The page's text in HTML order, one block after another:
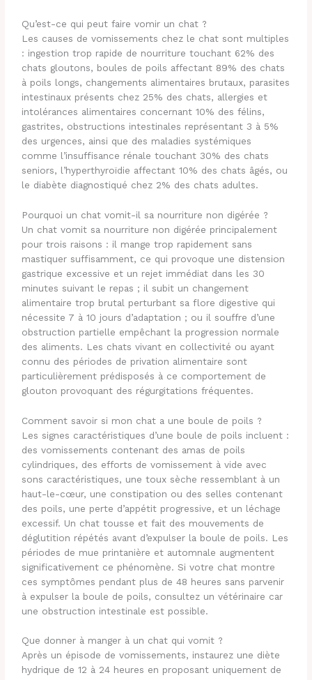
Qu’est-ce qui peut faire vomir un chat ?
Les causes de vomissements chez le chat sont multiples
: ingestion trop rapide de nourriture touchant 62% des
chats gloutons, boules de poils affectant 89% des chats
à poils longs, changements alimentaires brutaux, parasites
intestinaux présents chez 25% des chats, allergies et
intolérances alimentaires concernant 10% des félins,
gastrites, obstructions intestinales représentant 3 à 5%
des urgences, ainsi que des maladies systémiques
comme l’insuffisance rénale touchant 30% des chats
seniors, l’hyperthyroïdie affectant 10% des chats âgés, ou
le diabète diagnostiqué chez 2% des chats adultes.
Pourquoi un chat vomit-il sa nourriture non digérée ?
Un chat vomit sa nourriture non digérée principalement
pour trois raisons : il mange trop rapidement sans
mastiquer suffisamment, ce qui provoque une distension
gastrique excessive et un rejet immédiat dans les 30
minutes suivant le repas ; il subit un changement
alimentaire trop brutal perturbant sa flore digestive qui
nécessite 7 à 10 jours d’adaptation ; ou il souffre d’une
obstruction partielle empêchant la progression normale
des aliments. Les chats vivant en collectivité ou ayant
connu des périodes de privation alimentaire sont
particulièrement prédisposés à ce comportement de
glouton provoquant des régurgitations fréquentes.
Comment savoir si mon chat a une boule de poils ?
Les signes caractéristiques d’une boule de poils incluent :
des vomissements contenant des amas de poils
cylindriques, des efforts de vomissement à vide avec
sons caractéristiques, une toux sèche ressemblant à un
haut-le-cœur, une constipation ou des selles contenant
des poils, une perte d’appétit progressive, et un léchage
excessif. Un chat tousse et fait des mouvements de
déglutition répétés avant d’expulser la boule de poils. Les
périodes de mue printanière et automnale augmentent
significativement ce phénomène. Si votre chat montre
ces symptômes pendant plus de 48 heures sans parvenir
à expulser la boule de poils, consultez un vétérinaire car
une obstruction intestinale est possible.
Que donner à manger à un chat qui vomit ?
Après un épisode de vomissements, instaurez une diète
hydrique de 12 à 24 heures en proposant uniquement de